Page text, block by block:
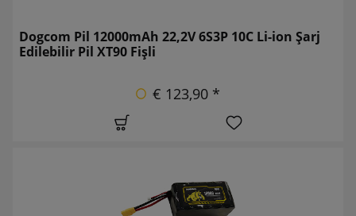
Dogcom Pil 12000mAh 22,2V 6S3P 10C Li-ion Şarj
Edilebilir Pil XT90 Fişli
€ 123,90 *